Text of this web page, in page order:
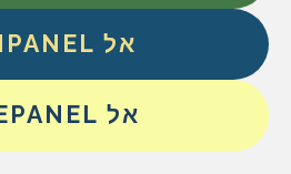
אל RUNPANEL
אל BIKEPANEL